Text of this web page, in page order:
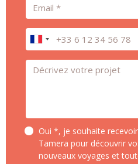
Téléphone
Message *
Oui *, je souhaite
Tamera pour découvrir
nouveaux voyages et